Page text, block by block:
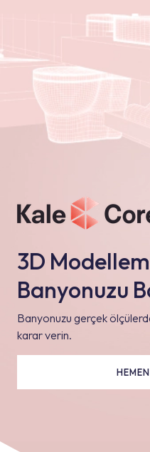
3D
Banyonuzu
Banyonuzu gerçek
karar verin.